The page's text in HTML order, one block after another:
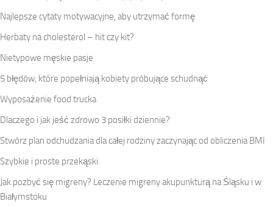
Najlepsze cytaty motywacyjne, aby utrzymać formę
Herbaty na cholesterol – hit czy kit?
Nietypowe męskie pasje
5 błędów, które popełniają kobiety próbujące schudnąć
Wyposażenie food trucka
Dlaczego i jak jeść zdrowo 3 posiłki dziennie?
Stwórz plan odchudzania dla całej rodziny zaczynając od obliczenia BMI
Szybkie i proste przekąski.
Jak pozbyć się migreny? Leczenie migreny akupunkturą na Śląsku i w
Białymstoku